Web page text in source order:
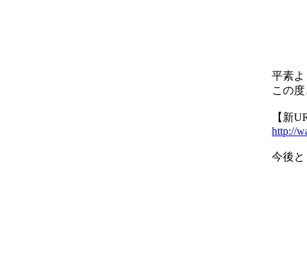
平素よ
この
【新
http://
今後と